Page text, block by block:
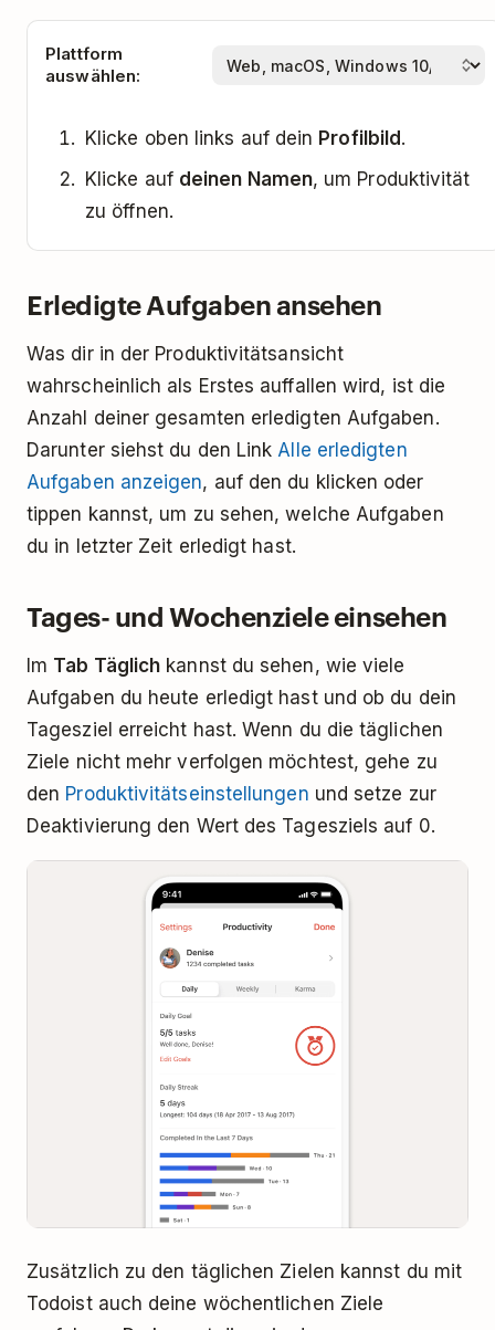
Plattform
auswählen:
Klicke oben links auf dein Profilbild .
Klicke auf deinen Namen, um Produktivität
zu öffnen.
Erledigte Aufgaben ansehen
Was dir in der Produktivitätsansicht
wahrscheinlich als Erstes auffallen wird, ist die
Anzahl deiner gesamten erledigten Aufgaben.
Darunter siehst du den Link Alle erledigten
Aufgaben anzeigen, auf den du klicken oder
tippen kannst, um zu sehen, welche Aufgaben
du in letzter Zeit erledigt hast.
Tages- und Wochenziele einsehen
Im Tab Täglich kannst du sehen, wie viele
Aufgaben du heute erledigt hast und ob du dein
Tagesziel erreicht hast. Wenn du die täglichen
Ziele nicht mehr verfolgen möchtest, gehe zu
den Produktivitätseinstellungen und setze zur
Deaktivierung den Wert des Tagesziels auf 0.
Zusätzlich zu den täglichen Zielen kannst du mit
Todoist auch deine wöchentlichen Ziele